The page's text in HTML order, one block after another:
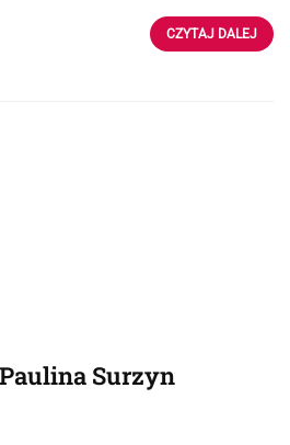
CZYTAJ DALEJ
Surzyn